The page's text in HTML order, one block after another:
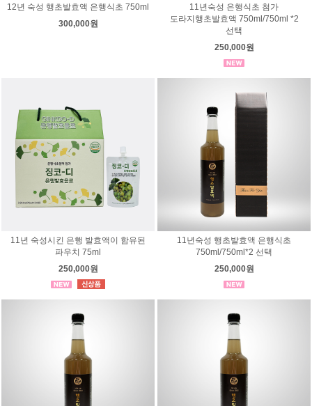
12년 숙성 행초발효액 은행식초 750ml
300,000원
11년숙성 은행식초 첨가
도라지행초발효액 750ml/750ml *2
선택
250,000원
11년 숙성시킨 은행 발효액이 함유된
파우치 75ml
250,000원
11년숙성 행초발효액 은행식초
750ml/750ml*2 선택
250,000원